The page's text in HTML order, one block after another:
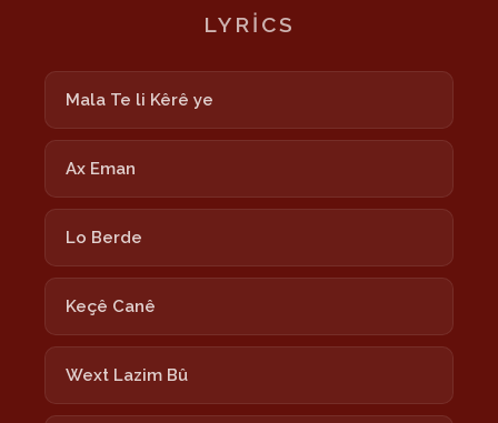
LYRICS
Mala Te li Kêrê ye
Ax Eman
Lo Berde
Keçê Canê
Wext Lazim Bû